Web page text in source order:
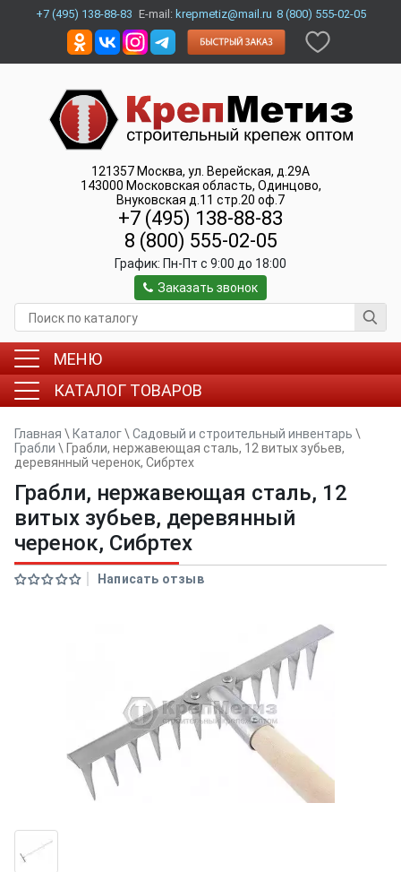
+7 (495) 138-88-83 E-mail: krepmetiz@mail.ru 8 (800) 555-02-05
121357 Москва, ул. Верейская, д.29А
143000 Московская область, Одинцово,
Внуковская д.11 стр.20 оф.7
+7 (495) 138-88-83
8 (800) 555-02-05
График: Пн-Пт c 9:00 до 18:00
Заказать звонок
МЕНЮ
КАТАЛОГ ТОВАРОВ
Главная \ Каталог\ Садовый и строительный инвентарь \
Грабли \ Грабли, нержавеющая сталь, 12 витых зубьев,
деревянный черенок, Сибртех
Грабли, нержавеющая сталь, 12
витых зубьев, деревянный
черенок, Сибртех
Написать отзыв